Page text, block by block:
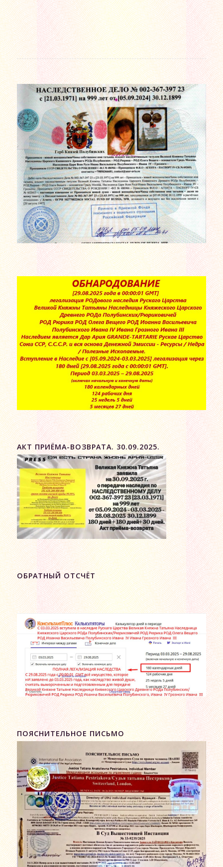
АКТ ПРИЁМА-ВОЗВРАТА. 30.09.2025.
ОБРАТНЫЙ ОТСЧЁТ
ПОЯСНИТЕЛЬНОЕ ПИСЬМО